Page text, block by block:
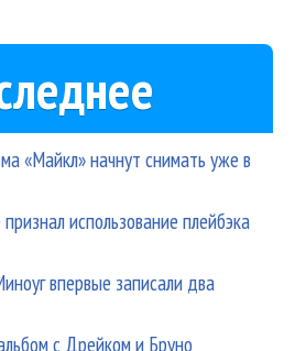
«Майкл» начнут снимать уже в
использование плейбэка
впервые записали два
с Дрейком и Бруно